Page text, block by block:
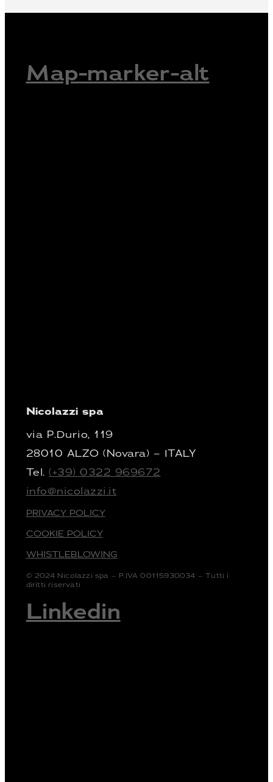
Map-marker-alt
Nicolazzi spa
via P.Durio, 119
28010 ALZO (Novara) – ITALY
Tel.(+39) 0322 969672
info@nicolazzi.it
PRIVACY POLICY
COOKIE POLICY
WHISTLEBLOWING
© 2024 Nicolazzi spa – P.IVA 00115930034 – Tutti i
diritti riservati
Linkedin